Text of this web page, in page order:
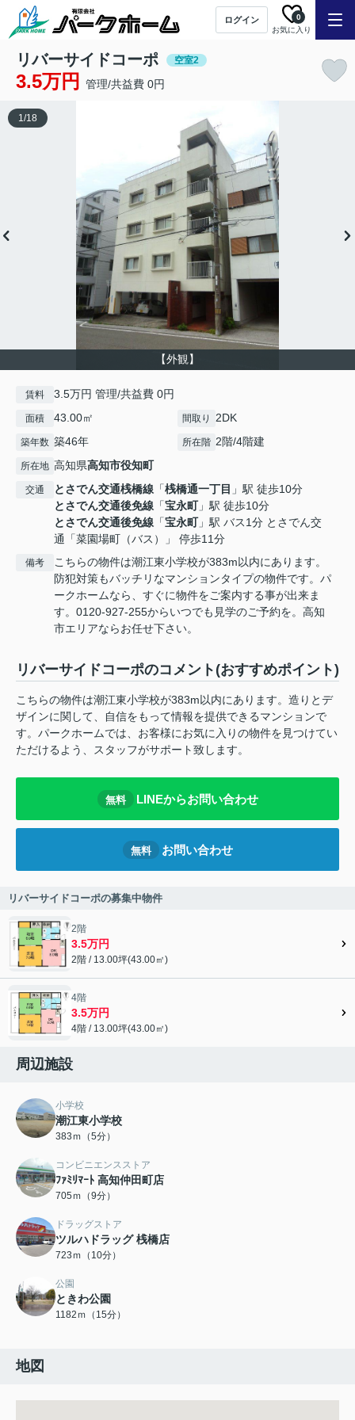
ログイン
お気に入り
0
リバーサイドコーポ 空室2
3.5万円 管理/共益費 0円
【外観】
1/18
賃料 3.5万円 管理/共益費 0円
面積 43.00㎡ 間取り 2DK
築年数 築46年 所在階 2階/4階建
所在地 高知県高知市役知町
交通 とさでん交通桟橋線 「桟橋通一丁目 」駅 徒歩10分
とさでん交通後免線 「宝永町」駅 徒歩10分
とさでん交通後免線 「宝永町」駅 バス1分 とさでん交
通「菜園場町（バス）」 停歩11分
備考
こちらの物件は潮江東小学校が383m以内にあります。
防犯対策もバッチリなマンションタイプの物件です。パ
ークホームなら、すぐに物件をご案内する事が出来ま
す。0120-927-255からいつでも見学のご予約を。高知
市エリアならお任せ下さい。
リバーサイドコーポのコメント(おすすめポイント)
こちらの物件は潮江東小学校が383m以内にあります。造りとデ
ザインに関して、自信をもって情報を提供できるマンションで
す。パークホームでは、お客様にお気に入りの物件を見つけてい
ただけるよう、スタッフがサポート致します。
無料 LINEからお問い合わせ
無料 お問い合わせ
リバーサイドコーポの募集中物件
2階
3.5万円
2階 / 13.00坪(43.00㎡)
4階
3.5万円
4階 / 13.00坪(43.00㎡)
周辺施設
小学校
潮江東小学校
383ｍ（5分）
コンビニエンスストア
ﾌｧﾐﾘﾏｰﾄ 高知仲田町店
705ｍ（9分）
ドラッグストア
ツルハドラッグ 桟橋店
723ｍ（10分）
公園
ときわ公園
1182ｍ（15分）
地図